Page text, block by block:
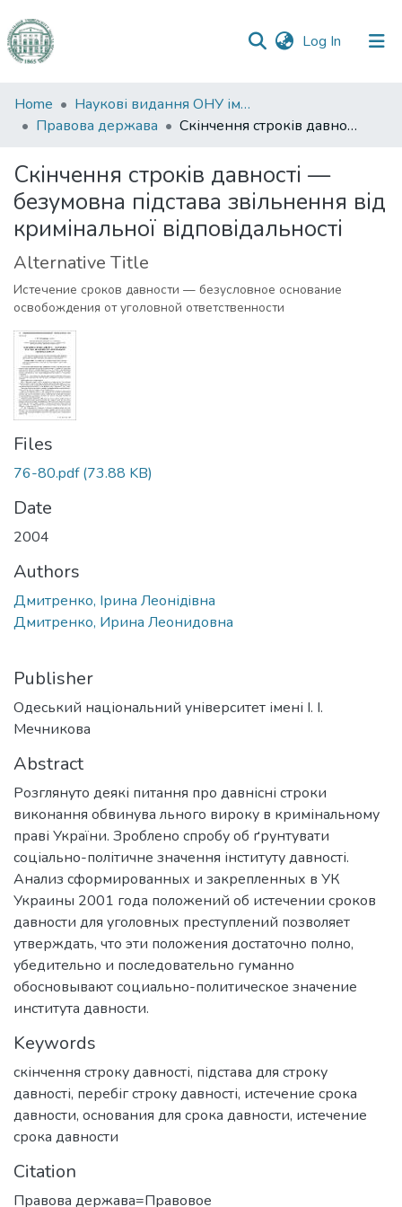
Log In (current)
Communities
&
All of DSpace
Statistics
Home
Наукові видання ОНУ імені І. І. Мечникова
Правова держава
Скінчення строків давності — безумовна підстава звільнення від кримінальної відповідальності
Скінчення строків давності —
безумовна підстава звільнення від
кримінальної відповідальності
Alternative Title
Истечение сроков давности — безусловное основание
освобождения от уголовной ответственности
Files
76-80.pdf(73.88 KB)
Date
2004
Authors
Дмитренко, Iрина Леонідiвна
Дмитренко, Ирина Леонидовна
Publisher
Одеський національний університет імені І. І.
Мечникова
Abstract
Розглянуто деякі питання про давнісні строки
виконання обвинува льного вироку в кримінальному
праві України. Зроблено спробу об ґрунтувати
соціально-політичне значення інституту давності.
Анализ сформированных и закрепленных в УК
Украины 2001 года положений об истечении сроков
давности для уголовных преступлений позволяет
утверждать, что эти положения достаточно полно,
убедительно и последовательно гуманно
обосновывают социально-политическое значение
института давности.
Keywords
скінчення строку давності, підстава для строку
давності, перебіг строку давності, истечение срока
давности, основания для срока давности, истечение
срока давности
Citation
Правова держава=Правовое